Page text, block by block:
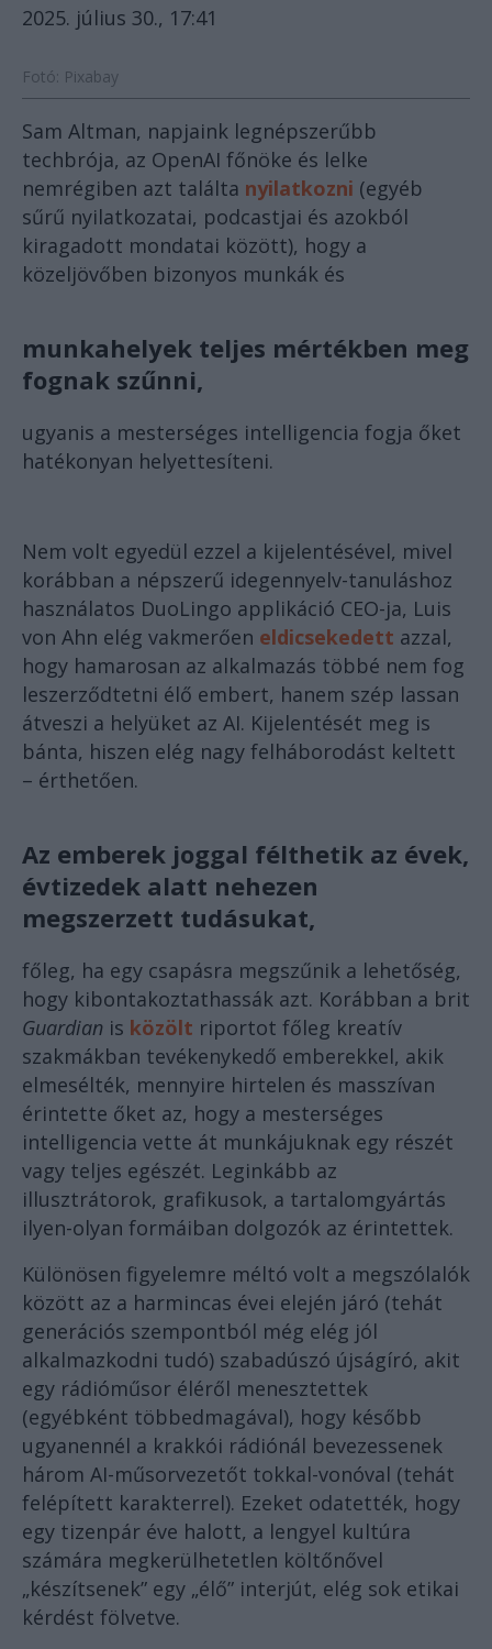
2025. július 30., 17:41
Fotó: Pixabay
Sam Altman, napjaink legnépszerűbb
techbrója, az OpenAI főnöke és lelke
nemrégiben azt találta nyilatkozni (egyéb
sűrű nyilatkozatai, podcastjai és azokból
kiragadott mondatai között), hogy a
közeljövőben bizonyos munkák és
munkahelyek teljes mértékben meg
fognak szűnni,
ugyanis a mesterséges intelligencia fogja őket
hatékonyan helyettesíteni.
Nem volt egyedül ezzel a kijelentésével, mivel
korábban a népszerű idegennyelv-tanuláshoz
használatos DuoLingo applikáció CEO-ja, Luis
von Ahn elég vakmerően eldicsekedett azzal,
hogy hamarosan az alkalmazás többé nem fog
leszerződtetni élő embert, hanem szép lassan
átveszi a helyüket az AI. Kijelentését meg is
bánta, hiszen elég nagy felháborodást keltett
– érthetően.
Az emberek joggal félthetik az évek,
évtizedek alatt nehezen
megszerzett tudásukat,
főleg, ha egy csapásra megszűnik a lehetőség,
hogy kibontakoztathassák azt. Korábban a brit
Guardian is közölt riportot főleg kreatív
szakmákban tevékenykedő emberekkel, akik
elmesélték, mennyire hirtelen és masszívan
érintette őket az, hogy a mesterséges
intelligencia vette át munkájuknak egy részét
vagy teljes egészét. Leginkább az
illusztrátorok, grafikusok, a tartalomgyártás
ilyen-olyan formáiban dolgozók az érintettek.
Különösen figyelemre méltó volt a megszólalók
között az a harmincas évei elején járó (tehát
generációs szempontból még elég jól
alkalmazkodni tudó) szabadúszó újságíró, akit
egy rádióműsor éléről menesztettek
(egyébként többedmagával), hogy később
ugyanennél a krakkói rádiónál bevezessenek
három AI-műsorvezetőt tokkal-vonóval (tehát
felépített karakterrel). Ezeket odatették, hogy
egy tizenpár éve halott, a lengyel kultúra
számára megkerülhetetlen költőnővel
„készítsenek” egy „élő” interjút, elég sok etikai
kérdést fölvetve.